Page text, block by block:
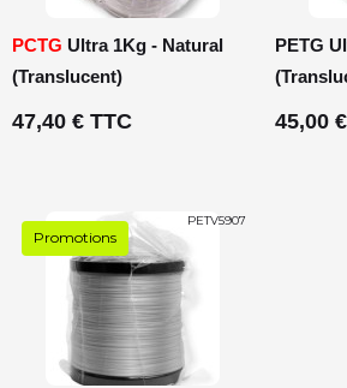
PCTG Ultra 1Kg - Natural
(Translucent)
47,40 € TTC
PETG
45,00
Promotions
PETV5907